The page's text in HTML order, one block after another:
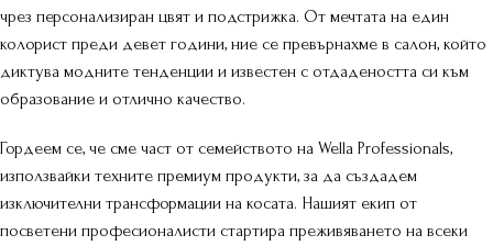
чрез персонализиран цвят и подстрижка. От мечтата на един
колорист преди девет години, ние се превърнахме в салон, който
диктува модните тенденции и известен с отдадеността си към
образование и отлично качество.
Гордеем се, че сме част от семейството на Wella Professionals,
използвайки техните премиум продукти, за да създадем
изключителни трансформации на косата. Нашият екип от
посветени професионалисти стартира преживяването на всеки